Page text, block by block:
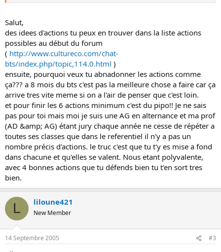
Salut,
des idees d'actions tu peux en trouver dans la liste actions
possibles au début du forum
( http://www.cultureco.com/chat-
bts/index.php/topic,114.0.html )
ensuite, pourquoi veux tu abnadonner les actions comme
ça??? a 8 mois du bts c'est pas la meilleure chose a faire car ça
arrive tres vite meme si on a l'air de penser que c'est loin.
et pour finir les 6 actions minimum c'est du pipo!! Je ne sais
pas pour toi mais moi je suis une AG en alternance et ma prof
(AD &amp; AG) étant jury chaque année ne cesse de répéter a
toutes ses classes que dans le referentiel il n'y a pas un
nombre précis d'actions. le truc c'est que tu t'y es mise a fond
dans chacune et qu'elles se valent. Nous etant polyvalente,
avec 4 bonnes actions que tu défends bien tu t'en sort tres
bien.
L liloune421
New Member
14 Septembre 2005 #3